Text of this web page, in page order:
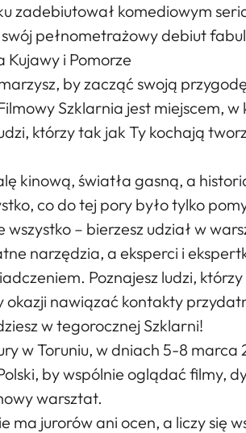
zadebiutował komediowym
pełnometrażowy debiut
Kujawy i Pomorze
by zacząć swoją
Szklarnia jest miejscem, w
którzy tak jak Ty kochają
kinową, światła gasną, a
co do tej pory było tylko
– bierzesz udział w
narzędzia, a eksperci i
Poznajesz ludzi,
okazji nawiązać kontakty
w tegorocznej Szklarni!
w Toruniu, w dniach 5-8 marca
by wspólnie oglądać filmy,
warsztat.
ma jurorów ani ocen, a liczy się